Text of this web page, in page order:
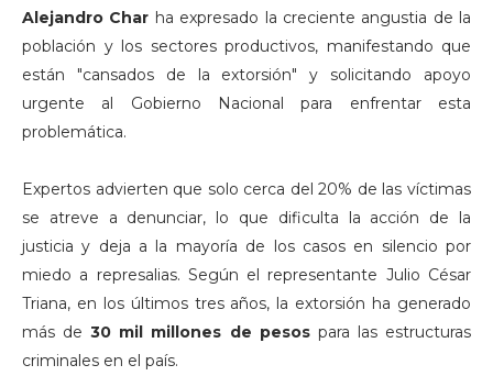
Alejandro Char ha expresado la creciente angustia de la
población y los sectores productivos, manifestando que
están "cansados de la extorsión" y solicitando apoyo
urgente al Gobierno Nacional para enfrentar esta
problemática.
Expertos advierten que solo cerca del 20% de las víctimas
se atreve a denunciar, lo que dificulta la acción de la
justicia y deja a la mayoría de los casos en silencio por
miedo a represalias. Según el representante Julio César
Triana, en los últimos tres años, la extorsión ha generado
más de30 mil millones de pesospara las estructuras
criminales en el país.